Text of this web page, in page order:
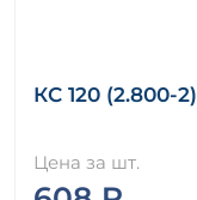
КС 120 (2.800-2)
Цена за шт.